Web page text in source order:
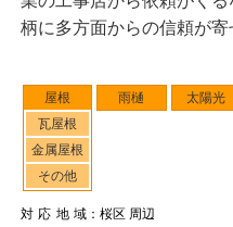
屋根
瓦屋根
金属屋根
その他
雨樋 太陽光
対応地域：桜区 周辺
柄に多方面からの信頼が寄